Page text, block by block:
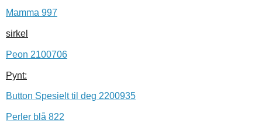
Mamma 997
sirkel
Peon 2100706
Pynt:
Button Spesielt til deg 2200935
Perler blå 822